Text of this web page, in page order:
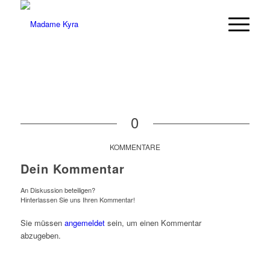
0
KOMMENTARE
Dein Kommentar
An Diskussion beteiligen?
Hinterlassen Sie uns Ihren Kommentar!
Sie müssen angemeldetsein, um einen Kommentar
abzugeben.